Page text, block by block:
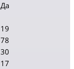
Да
19
78
30
17